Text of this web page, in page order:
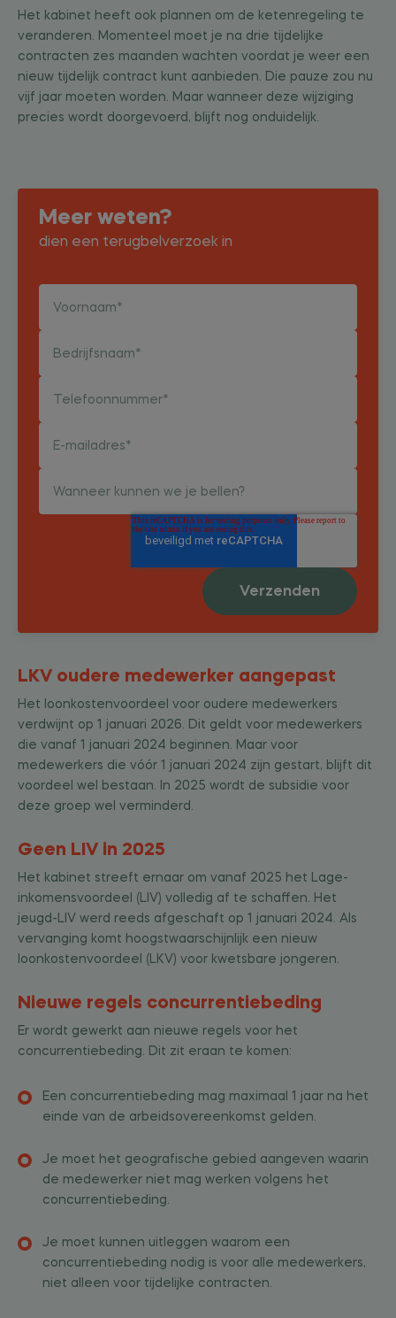
Het kabinet heeft ook plannen om de ketenregeling te
veranderen. Momenteel moet je na drie tijdelijke
contracten zes maanden wachten voordat je weer een
nieuw tijdelijk contract kunt aanbieden. Die pauze zou nu
vijf jaar moeten worden. Maar wanneer deze wijziging
precies wordt doorgevoerd, blijft nog onduidelijk.
Meer weten?
dien een terugbelverzoek in
LKV oudere medewerker aangepast
Het loonkostenvoordeel voor oudere medewerkers
verdwijnt op 1 januari 2026. Dit geldt voor medewerkers
die vanaf 1 januari 2024 beginnen. Maar voor
medewerkers die vóór 1 januari 2024 zijn gestart, blijft dit
voordeel wel bestaan. In 2025 wordt de subsidie voor
deze groep wel verminderd.
Geen LIV in 2025
Het kabinet streeft ernaar om vanaf 2025 het Lage-
inkomensvoordeel (LIV) volledig af te schaffen. Het
jeugd-LIV werd reeds afgeschaft op 1 januari 2024. Als
vervanging komt hoogstwaarschijnlijk een nieuw
loonkostenvoordeel (LKV) voor kwetsbare jongeren.
Nieuwe regels concurrentiebeding
Er wordt gewerkt aan nieuwe regels voor het
concurrentiebeding. Dit zit eraan te komen:
Een concurrentiebeding mag maximaal 1 jaar na het
einde van de arbeidsovereenkomst gelden.
Je moet het geografische gebied aangeven waarin
de medewerker niet mag werken volgens het
concurrentiebeding.
Je moet kunnen uitleggen waarom een
concurrentiebeding nodig is voor alle medewerkers,
niet alleen voor tijdelijke contracten.